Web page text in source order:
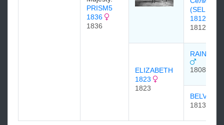
PRISM5
1836
1836
(SELIM
1812
1812
ELIZABETH
1823
1823
1808
1813